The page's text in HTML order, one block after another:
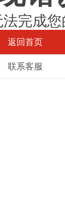
完成您
返回首页
联系客服